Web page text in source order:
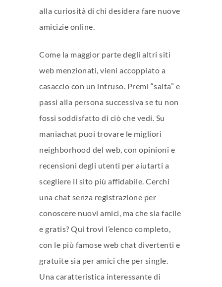
alla curiosità di chi desidera fare nuove
amicizie online.
Come la maggior parte degli altri siti
web menzionati, vieni accoppiato a
casaccio con un intruso. Premi “salta” e
passi alla persona successiva se tu non
fossi soddisfatto di ciò che vedi. Su
maniachat puoi trovare le migliori
neighborhood del web, con opinioni e
recensioni degli utenti per aiutarti a
scegliere il sito più affidabile. Cerchi
una chat senza registrazione per
conoscere nuovi amici, ma che sia facile
e gratis? Qui trovi l’elenco completo,
con le più famose web chat divertenti e
gratuite sia per amici che per single.
Una caratteristica interessante di